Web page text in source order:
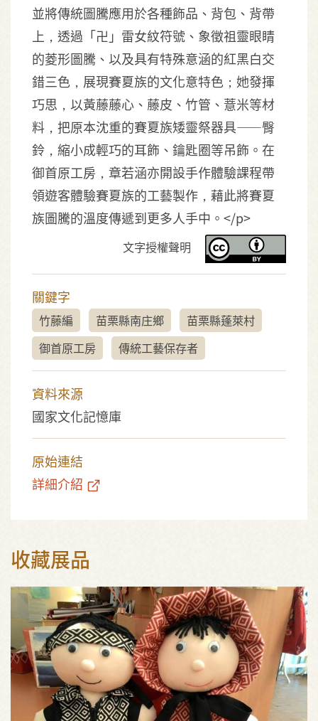
並將傳統圖騰應用於各種飾品、背包、背帶
上，透過「卍」雷女紋符號、象徵祖靈眼睛
的菱形圖騰、以及具有特殊意涵的紅黑白交
錯三色，展現賽夏族的文化意特色；她發揮
巧思，以黃藤藤心、藤皮、竹管、薏米等材
料，把原本沈重的賽夏族矮靈祭器具——臀
鈴，縮小成輕巧的耳飾、鑰匙圈等吊飾。在
御首原工房，章若涵亦開設手作體驗課程帶
領遊客體驗賽夏族的工藝製作，藉此將賽夏
族圖騰的溫度傳遞到更多人手中。</p>
文字授權聲明
關鍵字
竹藤編 苗栗縣南庄鄉
苗栗縣蓬萊村
御首原工房
傳統工藝保存者
資料來源
國家文化記憶庫
原始連結
詳細介紹
收藏展品